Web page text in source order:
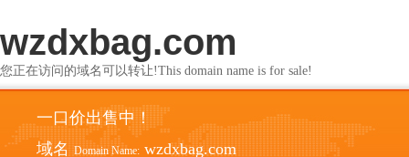
wzdxbag.com
您正在访问的域名可以转让!This domain name is for sale!
一口价出售中！
域名 Domain Name: wzdxbag.com